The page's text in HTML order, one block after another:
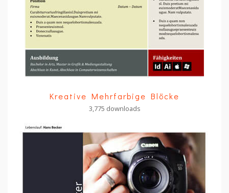
Kreative Mehrfarbige Blöcke
3,775 downloads